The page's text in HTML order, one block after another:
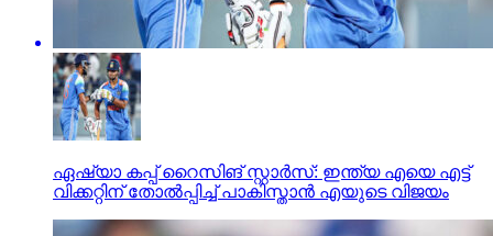
ഏഷ്യാ കപ്പ് റൈസിങ് സ്റ്റാര്‍സ്: ഇന്ത്യ എയെ എട്ട്
വിക്കറ്റിന് തോല്‍പ്പിച്ച് പാകിസ്താന്‍ എയുടെ വിജയം